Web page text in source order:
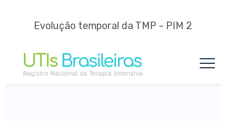
Evolução temporal da TMP - PIM 2